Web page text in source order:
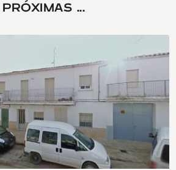
...